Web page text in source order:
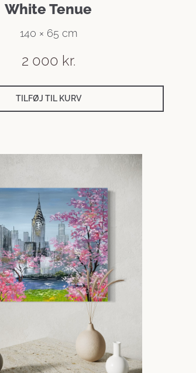
White Tenue
140 × 65 cm
2 000 kr.
TILFØJ TIL KURV